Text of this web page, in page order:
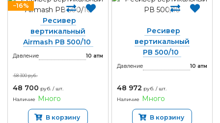
−16%
Ресивер
вертикальный
Airmash РВ 500/10
Давление 10 атм
58 300 руб.
48 700 руб. / шт.
Наличие
Много
В корзину
Ресивер
вертикальный
РВ 500/10
Давление 10 атм
48 972 руб. / шт.
Наличие
Много
В корзину